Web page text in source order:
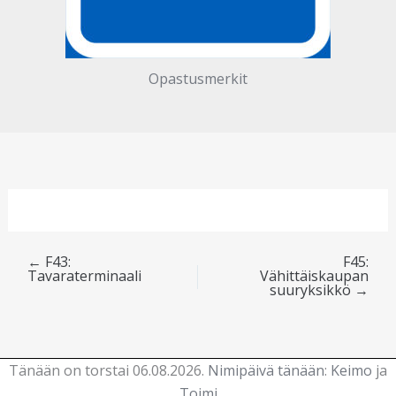
Opastusmerkit
← F43:
Tavaraterminaali
F45:
Vähittäiskaupan
suuryksikkö →
Tänään on torstai 06.08.2026. Nimipäivä tänään: Keimo ja